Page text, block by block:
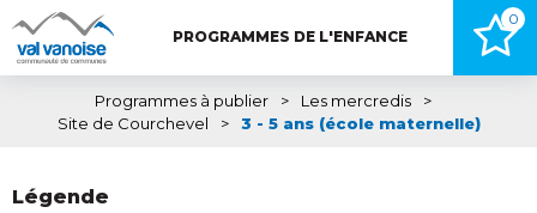
PROGRAMMES DE L'ENFANCE
0
Programmes à publier > Les mercredis
>
Site de Courchevel
> 3 - 5 ans (école maternelle)
Légende